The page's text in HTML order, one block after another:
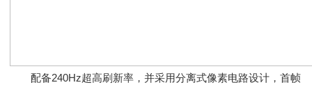
配备240Hz超高刷新率，并采用分离式像素电路设计，首帧